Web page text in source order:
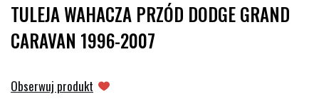
TULEJA WAHACZA PRZÓD DODGE GRAND
CARAVAN 1996-2007
Obserwuj produkt